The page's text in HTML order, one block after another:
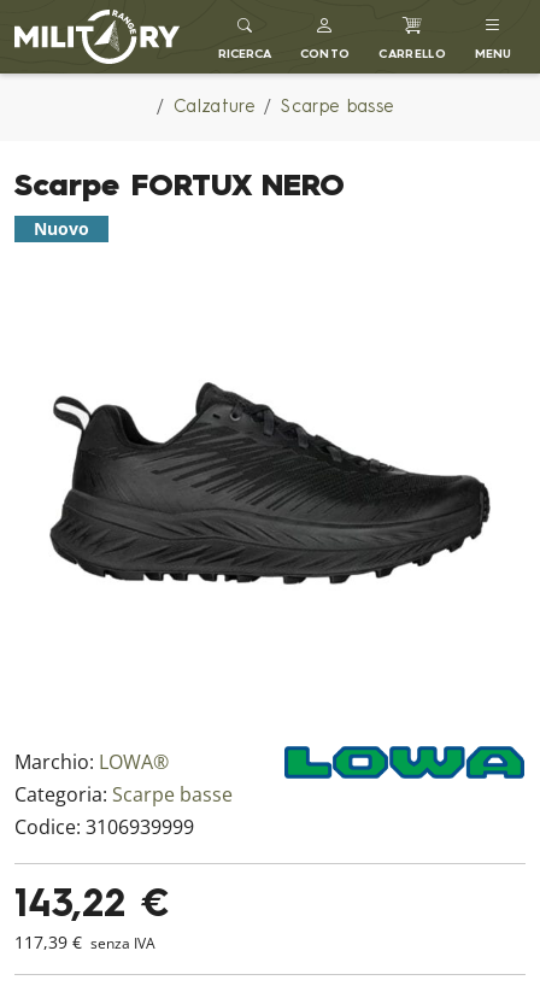
MILITARY RANGE IT
RICERCA CONTO CARRELLO MENU
Calzature Scarpe basse
Scarpe FORTUX NERO
Nuovo
Marchio: LOWA®
Categoria: Scarpe basse
Codice: 3106939999
143,22 €
117,39 € senza IVA